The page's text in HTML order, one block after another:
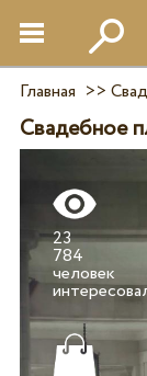
Главная >>
Свадебное
23
784
человек